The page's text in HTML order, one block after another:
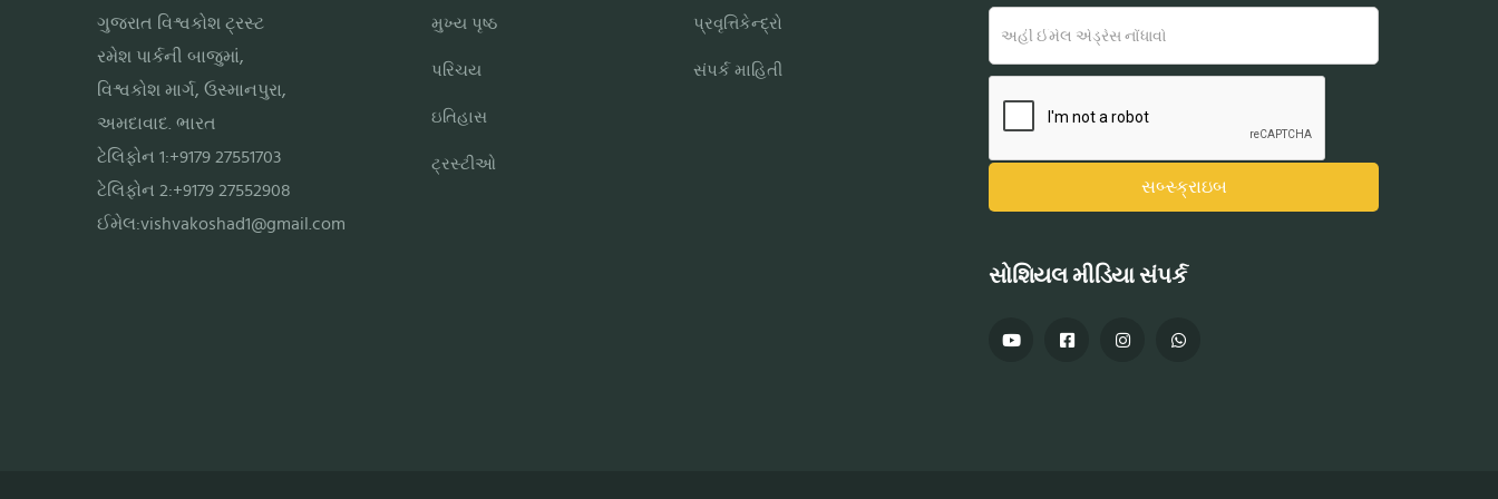
ગુજરાત વિશ્વકોશ ટ્રસ્ટ
રમેશ પાર્કની બાજુમાં,
વિશ્વકોશ માર્ગ, ઉસ્માનપુરા,
અમદાવાદ. ભારત
ટેલિફોન 1:+9179 27551703
ટેલિફોન 2:+9179 27552908
ઈમેલ:vishvakoshad1@gmail.com
મુખ્ય પૃષ્ઠ
પરિચય
ઇતિહાસ
ટ્રસ્ટીઓ
પ્રવૃત્તિકેન્દ્રો
સંપર્ક માહિતી
સોશિયલ મીડિયા સંપર્ક